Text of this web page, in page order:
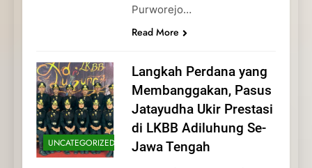
Purworejo…
Read More
UNCATEGORIZED
Langkah Perdana yang
Membanggakan, Pasus
Jatayudha Ukir Prestasi
di LKBB Adiluhung Se-
Jawa Tengah